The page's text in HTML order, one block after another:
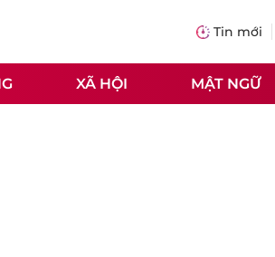
Tin mới
XÃ HỘI MẬT NGỮ